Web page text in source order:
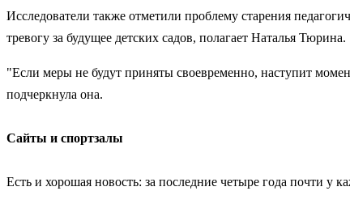
Исследователи также отметили проблему старения
тревогу за будущее детских садов, полагает Наталья Тюрина.
"Если меры не будут приняты своевременно, наступит
подчеркнула она.
Сайты и спортзалы
Есть и хорошая новость: за последние четыре года почти у